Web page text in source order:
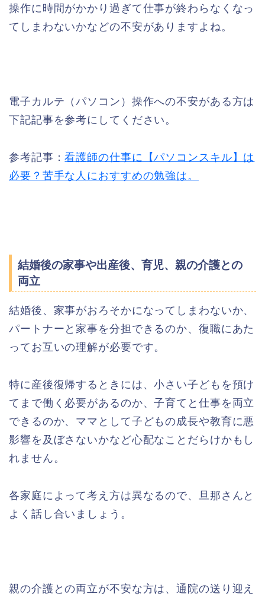
操作に時間がかかり過ぎて仕事が終わらなくなっ
てしまわないかなどの不安がありますよね。
電子カルテ（パソコン）操作への不安がある方は
下記記事を参考にしてください。
参考記事：看護師の仕事に【パソコンスキル】は
必要？苦手な人におすすめの勉強は。
結婚後の家事や出産後、育児、親の介護との
両立
結婚後、家事がおろそかになってしまわないか、
パートナーと家事を分担できるのか、復職にあた
ってお互いの理解が必要です。
特に産後復帰するときには、小さい子どもを預け
てまで働く必要があるのか、子育てと仕事を両立
できるのか、ママとして子どもの成長や教育に悪
影響を及ぼさないかなど心配なことだらけかもし
れません。
各家庭によって考え方は異なるので、旦那さんと
よく話し合いましょう。
親の介護との両立が不安な方は、通院の送り迎え